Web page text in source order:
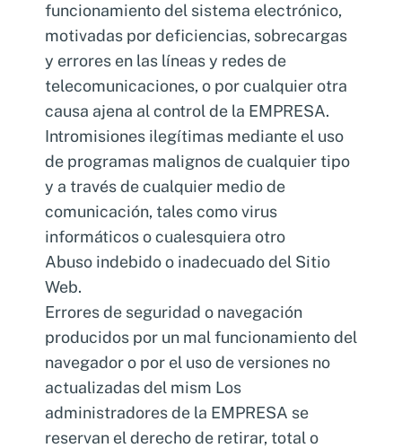
funcionamiento del sistema electrónico,
motivadas por deficiencias, sobrecargas
y errores en las líneas y redes de
telecomunicaciones, o por cualquier otra
causa ajena al control de la EMPRESA.
Intromisiones ilegítimas mediante el uso
de programas malignos de cualquier tipo
y a través de cualquier medio de
comunicación, tales como virus
informáticos o cualesquiera otro
Abuso indebido o inadecuado del Sitio
Web.
Errores de seguridad o navegación
producidos por un mal funcionamiento del
navegador o por el uso de versiones no
actualizadas del mism Los
administradores de la EMPRESA se
reservan el derecho de retirar, total o